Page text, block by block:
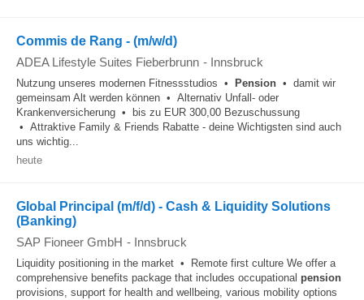
Commis de Rang - (m/w/d)
ADEA Lifestyle Suites Fieberbrunn - Innsbruck
Nutzung unseres modernen Fitnessstudios • Pension • damit wir
gemeinsam Alt werden können • Alternativ Unfall- oder
Krankenversicherung • bis zu EUR 300,00 Bezuschussung
• Attraktive Family & Friends Rabatte - deine Wichtigsten sind auch
uns wichtig...
heute
Global Principal (m/f/d) - Cash & Liquidity Solutions
(Banking)
SAP Fioneer GmbH - Innsbruck
Liquidity positioning in the market • Remote first culture We offer a
comprehensive benefits package that includes occupational pension
provisions, support for health and wellbeing, various mobility options